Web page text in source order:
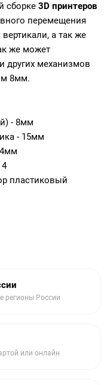
сборке 3D принтеров
перемещения
а так же
же может
других механизмов
8мм.
- 8мм
- 15мм
пластиковый
регионы России
или онлайн